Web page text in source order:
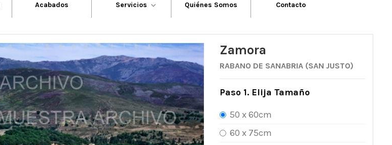
Acabados Servicios Quiénes Somos Contacto
Zamora
RABANO DE SANABRIA (SAN JUSTO)
Paso 1. Elija Tamaño
50 x 60cm
60 x 75cm